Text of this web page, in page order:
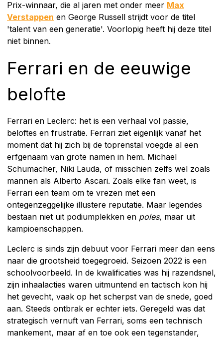
Prix-winnaar, die al jaren met onder meer Max
Verstappen en George Russell strijdt voor de titel
'talent van een generatie'. Voorlopig heeft hij deze titel
niet binnen.
Ferrari en de eeuwige
belofte
Ferrari en Leclerc: het is een verhaal vol passie,
beloftes en frustratie. Ferrari ziet eigenlijk vanaf het
moment dat hij zich bij de toprenstal voegde al een
erfgenaam van grote namen in hem. Michael
Schumacher, Niki Lauda, of misschien zelfs wel zoals
mannen als Alberto Ascari. Zoals elke fan weet, is
Ferrari een team om te vrezen met een
ontegenzeggelijke illustere reputatie. Maar legendes
bestaan niet uit podiumplekken en poles, maar uit
kampioenschappen.
Leclerc is sinds zijn debuut voor Ferrari meer dan eens
naar die grootsheid toegegroeid. Seizoen 2022 is een
schoolvoorbeeld. In de kwalificaties was hij razendsnel,
zijn inhaalacties waren uitmuntend en tactisch kon hij
het gevecht, vaak op het scherpst van de snede, goed
aan. Steeds ontbrak er echter iets. Geregeld was dat
strategisch vernuft van Ferrari, soms een technisch
mankement, maar af en toe ook een tegenstander,